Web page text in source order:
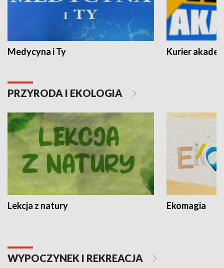
Medycyna i Ty Kurier
PRZYRODA I EKOLOGIA
Lekcja z natury Ekomagia
WYPOCZYNEK I REKREACJA